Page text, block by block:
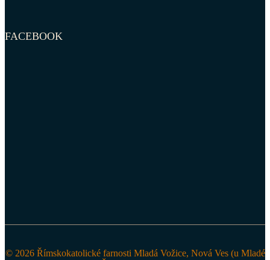
FACEBOOK
© 2026 Římskokatolické farnosti Mladá Vožice, Nová Ves (u Mladé